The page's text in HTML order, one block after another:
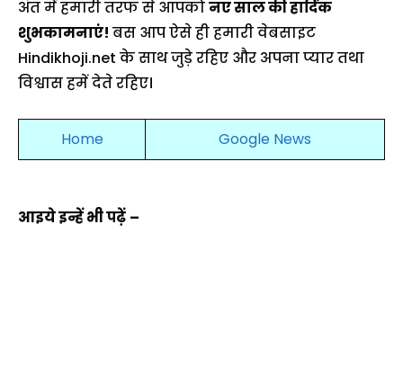
अंत में हमारी तरफ से आपकोनए साल की हार्दिक
शुभकामनाएं! बस आप ऐसे ही हमारी वेबसाइट
Hindikhoji.net के साथ जुड़े रहिए और अपना प्यार तथा
विश्वास हमें देते रहिए।
Home Google News
आइये इन्हें भी पढ़ें –